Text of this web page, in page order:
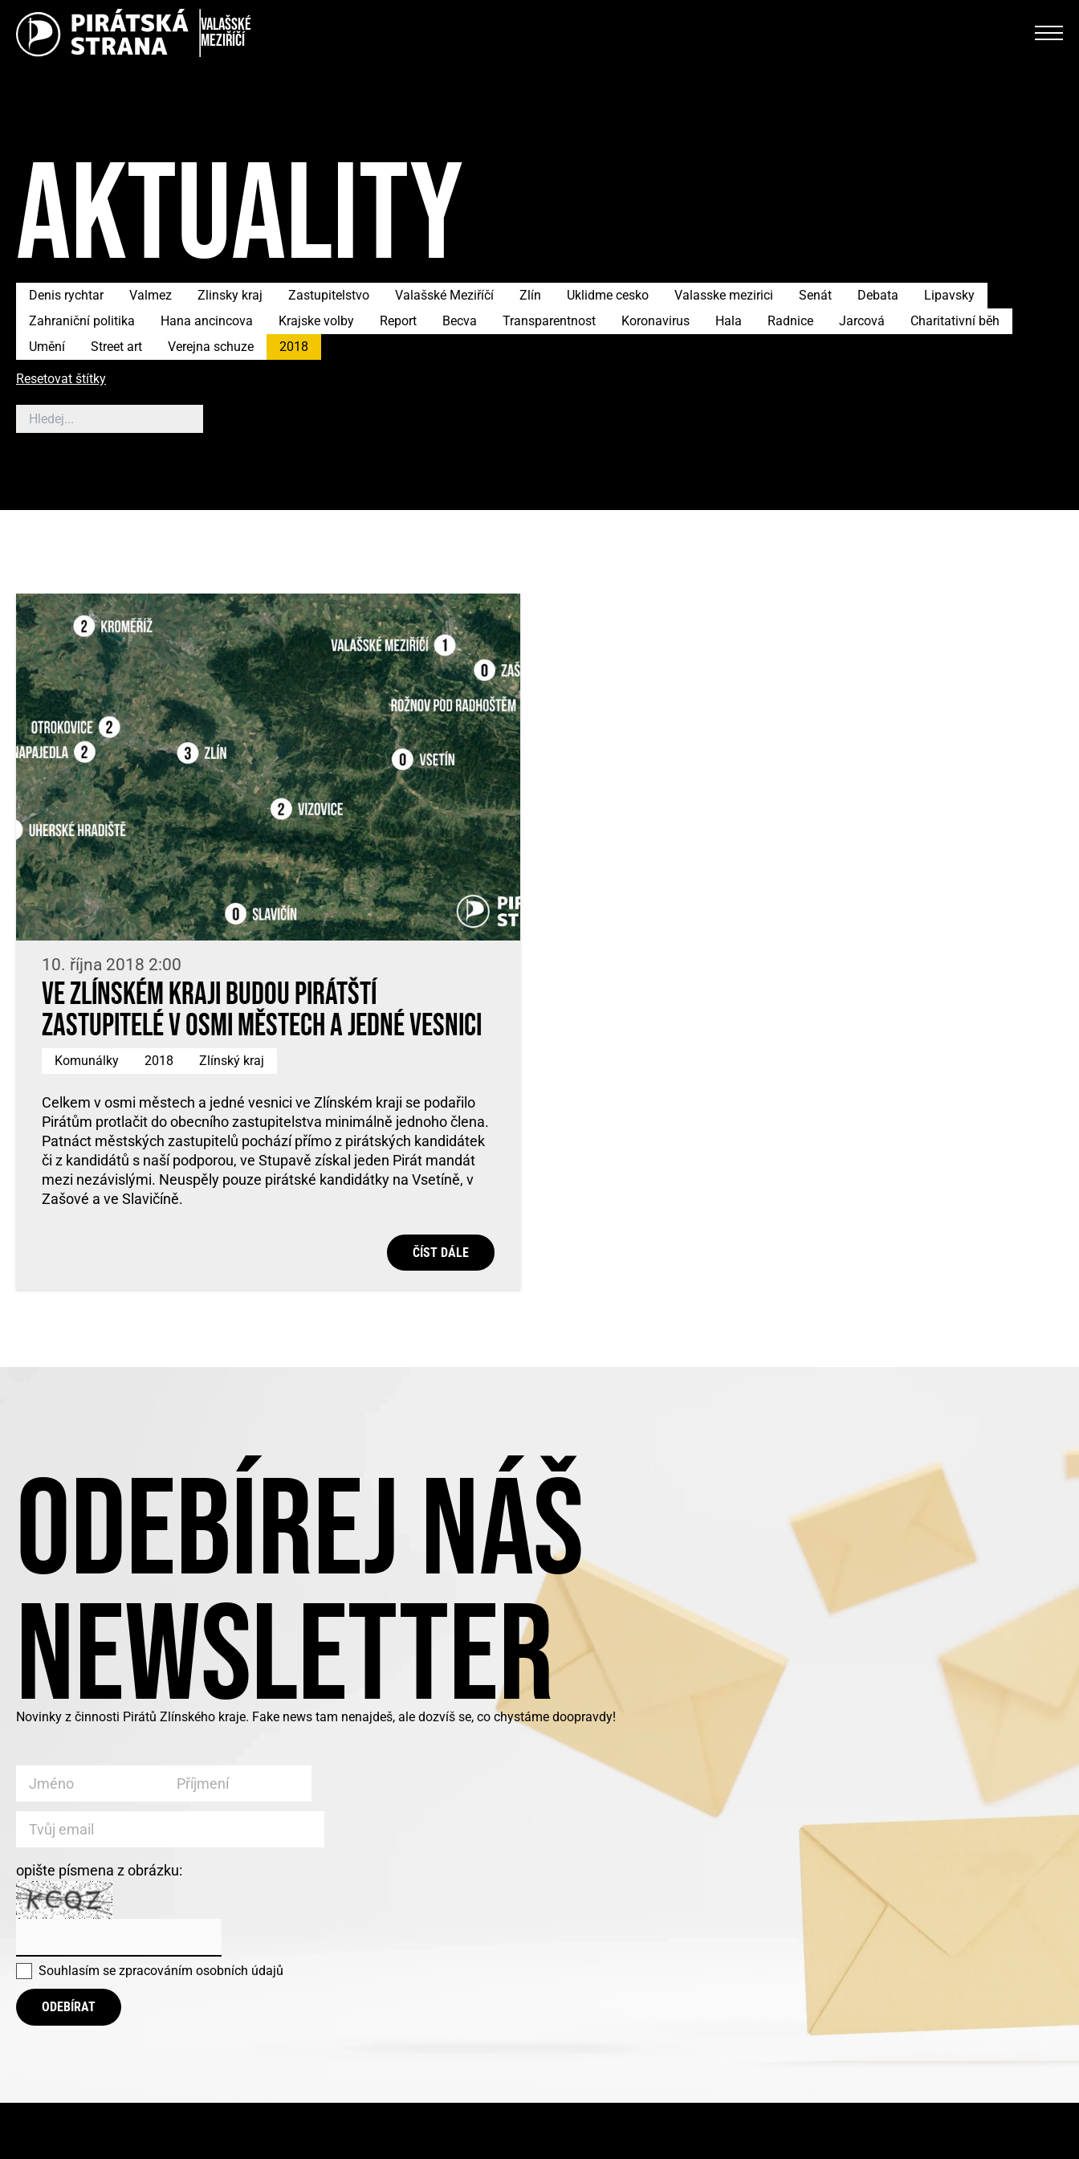
Valašské
Meziříčí
AKTUALITY
Denis rychtar Valmez Zlinsky kraj Zastupitelstvo Valašské Meziříčí Zlín Uklidme cesko Valasske mezirici Senát Debata
Lipavsky
Zahraniční politika
Hana ancincova Krajske volby Report Becva Transparentnost Koronavirus Hala Radnice Jarcová
Charitativní běh
Umění
Street art Verejna schuze 2018
Resetovat štítky
10. října 2018 2:00
Ve Zlínském kraji budou pirátští
zastupitelé v osmi městech a jedné vesnici
Komunálky 2018 Zlínský kraj
Celkem v osmi městech a jedné vesnici ve Zlínském kraji se podařilo
Pirátům protlačit do obecního zastupitelstva minimálně jednoho člena.
Patnáct městských zastupitelů pochází přímo z pirátských kandidátek
či z kandidátů s naší podporou, ve Stupavě získal jeden Pirát mandát
mezi nezávislými. Neuspěly pouze pirátské kandidátky na Vsetíně, v
Zašové a ve Slavičíně.
ČÍST DÁLE
ODEBÍREJ NÁŠ
NEWSLETTER
Novinky z činnosti Pirátů Zlínského kraje. Fake news tam nenajdeš, ale dozvíš se, co chystáme doopravdy!
opište písmena z obrázku:
Souhlasím se zpracováním osobních údajů
ODEBÍRAT